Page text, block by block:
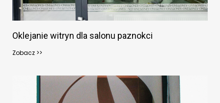
Oklejanie witryn dla salonu paznokci
Zobacz >>